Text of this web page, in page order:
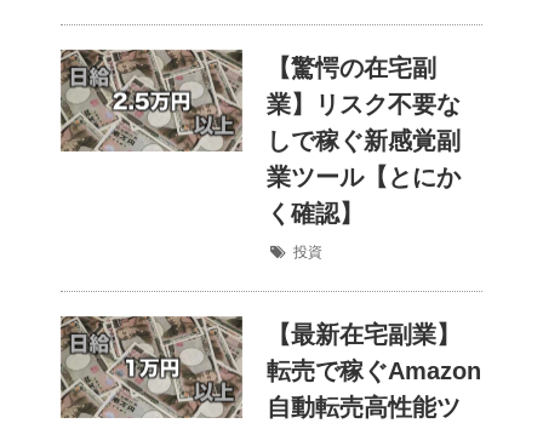
【驚愕の在宅副
業】リスク不要な
しで稼ぐ新感覚副
業ツール【とにか
く確認】
投資
【最新在宅副業】
転売で稼ぐAmazon
自動転売高性能ツ